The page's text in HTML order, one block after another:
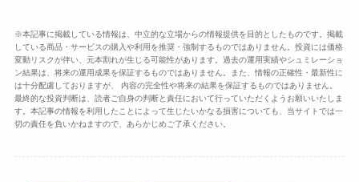
※本記事に掲載している情報は、中立的な立場からの情報提供を目的としたものです。掲載
している商品・サービスの購入や利用を推奨・強制するものではありません。投資には価格
変動リスクが伴い、元本割れが生じる可能性があります。過去の運用実績やシュミレーショ
ン結果は、将来の運用成果を保証するものではありません。また、情報の正確性・最新性に
は十分配慮しておりますが、 内容の完全性や将来の結果を保証するものではありません。
最終的な投資判断は、読者ご自身の判断と責任において行っていただくようお願いいたしま
す。本記事の情報を利用したことによって生じたいかなる損害についても、当サイトでは一
切の責任を負いかねますので、あらかじめご了承ください。